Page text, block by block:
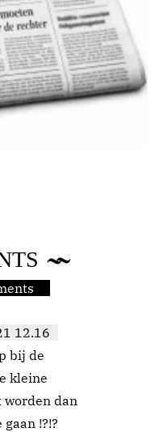
12.16
bij de
kleine
dan
!?!?